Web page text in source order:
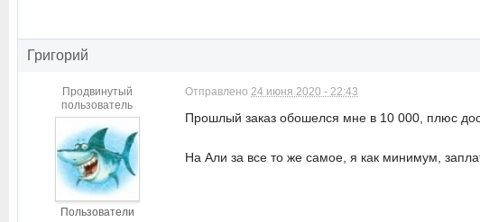
Григорий
Продвинутый
пользователь
Пользователи
Отправлено 24 июня 2020 - 22:43
Прошлый заказ обошелся мне в 10 000, плюс
На Али за все то же самое, я как минимум,